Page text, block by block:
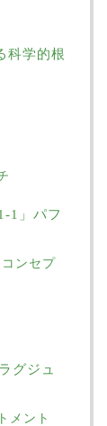
科学的根
1」パフ
ンセプ
グジュ
メント